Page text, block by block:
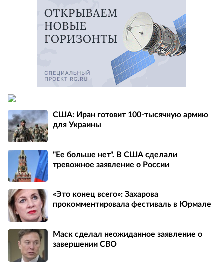
США: Иран готовит 100-тысячную армию
для Украины
"Ее больше нет". В США сделали
тревожное заявление о России
«Это конец всего»: Захарова
прокомментировала фестиваль в Юрмале
Маск сделал неожиданное заявление о
завершении СВО